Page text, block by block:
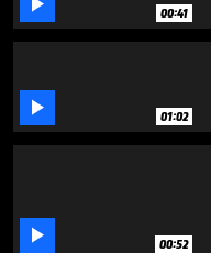
minute,
10
seconds
00:41
 01:02
 00:52